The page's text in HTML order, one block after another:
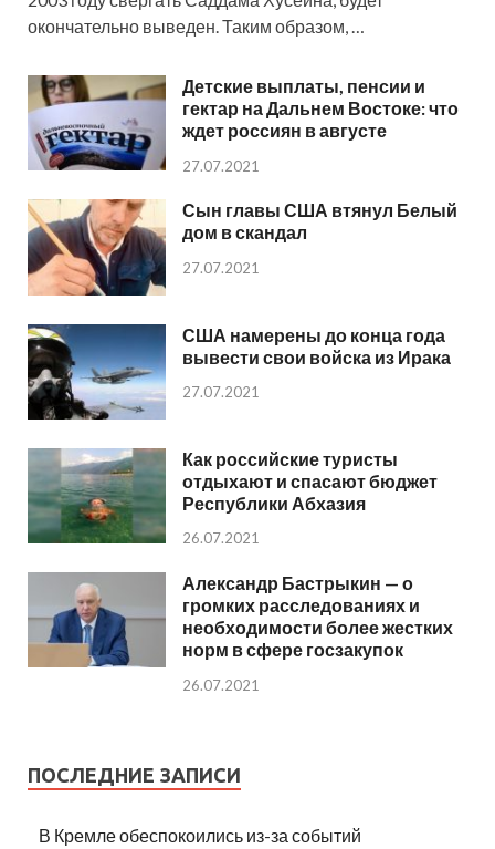
окончательно выведен. Таким образом, …
Детские выплаты, пенсии и
гектар на Дальнем Востоке: что
ждет россиян в августе
27.07.2021
Сын главы США втянул Белый
дом в скандал
27.07.2021
США намерены до конца года
вывести свои войска из Ирака
27.07.2021
Как российские туристы
отдыхают и спасают бюджет
Республики Абхазия
26.07.2021
Александр Бастрыкин — о
громких расследованиях и
необходимости более жестких
норм в сфере госзакупок
26.07.2021
ПОСЛЕДНИЕ ЗАПИСИ
В Кремле обеспокоились из-за событий